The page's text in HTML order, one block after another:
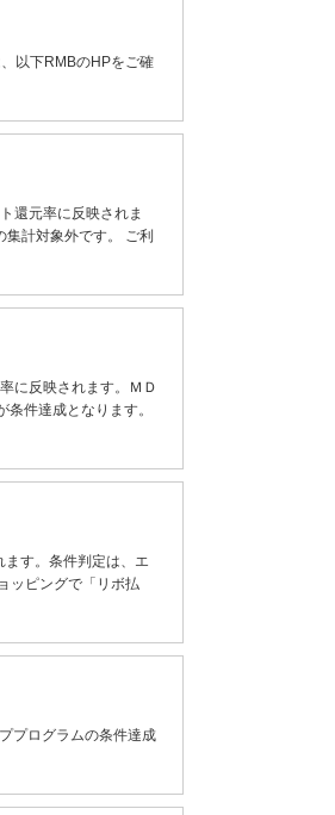
以下RMBのHPをご確
還元率に反映されま
計対象外です。 ご利
に反映されます。ＭＤ
件達成となります。
す。条件判定は、エ
ッピングで「リボ払
プログラムの条件達成